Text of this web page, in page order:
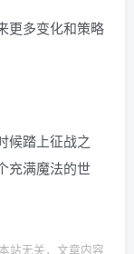
更多变化和策略
候踏上征战之
充满魔法的世
站无关，文章内容